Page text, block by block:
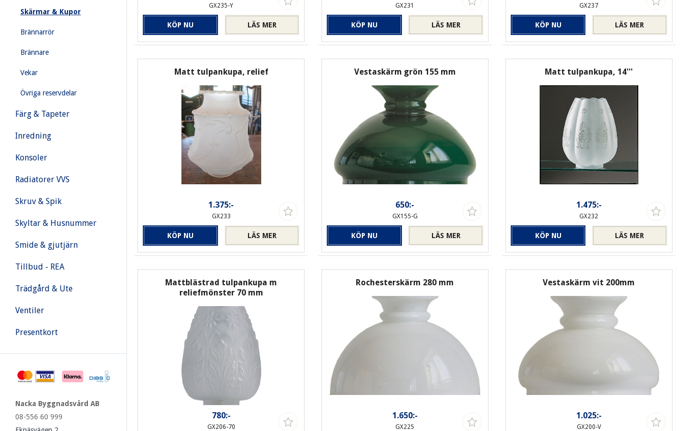
Skärmar & Kupor
Brännarrör
Brännare
Vekar
Övriga reservdelar
Färg & Tapeter
Inredning
Konsoler
Radiatorer VVS
Skruv & Spik
Skyltar & Husnummer
Smide & gjutjärn
Tillbud - REA
Trädgård & Ute
Ventiler
Presentkort
Nacka Byggnadsvård AB
08-556 60 999
GX235-Y
LÄS MER
KÖP NU
GX231
LÄS MER
KÖP NU
GX237
LÄS MER
KÖP NU
Matt tulpankupa, relief
1.375:-
GX233
LÄS MER
KÖP NU
Vestaskärm grön 155 mm
650:-
GX155-G
LÄS MER
KÖP NU
Matt tulpankupa, 14'''
1.475:-
GX232
LÄS MER
KÖP NU
Mattblästrad tulpankupa m
reliefmönster 70 mm
780:-
GX206-70
Rochesterskärm 280 mm
1.650:-
GX225
Vestaskärm vit 200mm
1.025:-
GX200-V